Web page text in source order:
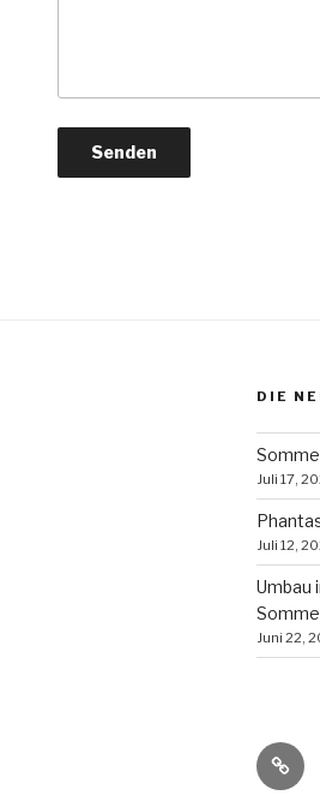
DIE
Juli 17,
Juli 12,
Umbau
Juni 22,